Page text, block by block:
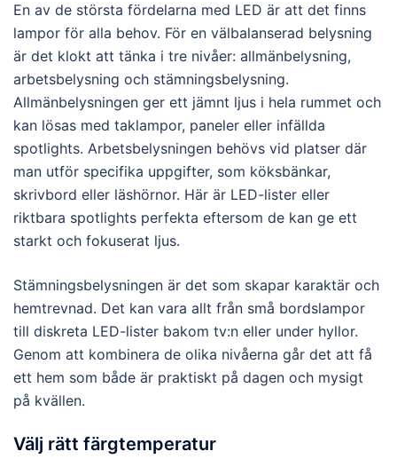
En av de största fördelarna med LED är att det finns
lampor för alla behov. För en välbalanserad belysning
är det klokt att tänka i tre nivåer: allmänbelysning,
arbetsbelysning och stämningsbelysning.
Allmänbelysningen ger ett jämnt ljus i hela rummet och
kan lösas med taklampor, paneler eller infällda
spotlights. Arbetsbelysningen behövs vid platser där
man utför specifika uppgifter, som köksbänkar,
skrivbord eller läshörnor. Här är LED-lister eller
riktbara spotlights perfekta eftersom de kan ge ett
starkt och fokuserat ljus.
Stämningsbelysningen är det som skapar karaktär och
hemtrevnad. Det kan vara allt från små bordslampor
till diskreta LED-lister bakom tv:n eller under hyllor.
Genom att kombinera de olika nivåerna går det att få
ett hem som både är praktiskt på dagen och mysigt
på kvällen.
Välj rätt färgtemperatur